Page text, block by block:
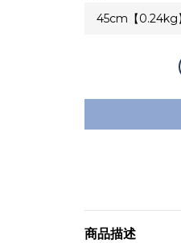
商品描述